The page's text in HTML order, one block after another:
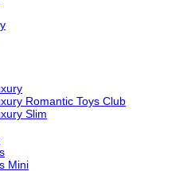
Romantic Toys Club
Slim
Mini